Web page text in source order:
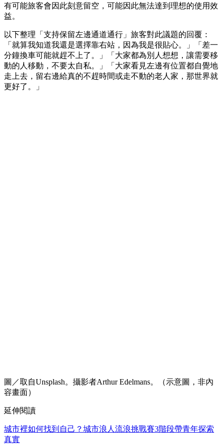
有可能旅客會因此刻意留空，可能因此無法達到理想的使用效
益。
以下整理「支持保留左邊通道通行」旅客對此議題的回覆：
「就算我知道我還是選擇靠右站，因為我是很貼心。」「差一
分鐘換車可能就趕不上了。」「大家都為別人想想，讓需要移
動的人移動，不要太自私。」「大家看見左邊有位置都自覺地
走上去，留右邊給真的不趕時間或走不動的老人家，那世界就
更好了。」
圖／取自Unsplash。攝影者Arthur Edelmans。（示意圖，非內
容畫面）
延伸閱讀
城市裡如何找到自己？城市浪人流浪挑戰賽3階段帶青年探索
真實